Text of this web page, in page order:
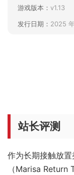
游戏版本： v1.13
发行日期： 2025
站长评测
作为长期接触放置
（Marisa